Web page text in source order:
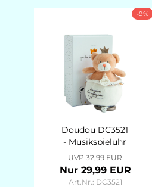
-9%
Doudou DC3521
- Musikspieluhr
Prinz Bär 14cm
Poudre de
Perlidou
UVP 32,99 EUR
Nur 29,99 EUR
Art.Nr.: DC3521